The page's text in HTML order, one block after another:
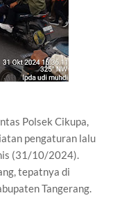
Polsek Cikupa,
pengaturan lalu
(31/10/2024).
tepatnya di
Tangerang.